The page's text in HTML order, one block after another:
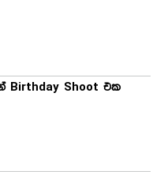
Birthday Shoot එක